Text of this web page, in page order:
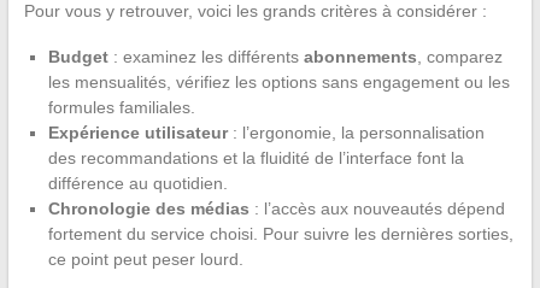
Pour vous y retrouver, voici les grands critères à considérer :
Budget: examinez les différents abonnements , comparez
les mensualités, vérifiez les options sans engagement ou les
formules familiales.
Expérience utilisateur: l’ergonomie, la personnalisation
des recommandations et la fluidité de l’interface font la
différence au quotidien.
Chronologie des médias : l’accès aux nouveautés dépend
fortement du service choisi. Pour suivre les dernières sorties,
ce point peut peser lourd.